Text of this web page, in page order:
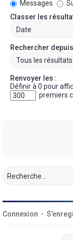
Messages
Classer les
Rechercher
Renvoyer les :
Définir à 0 pour
premiers
Connexion •